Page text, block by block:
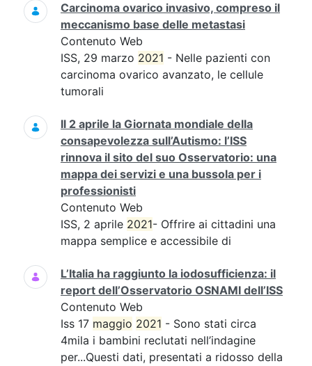
Carcinoma ovarico invasivo, compreso il
meccanismo base delle metastasi
Contenuto Web
ISS, 29 marzo 2021 - Nelle pazienti con
carcinoma ovarico avanzato, le cellule
tumorali
Il 2 aprile la Giornata mondiale della
consapevolezza sull’Autismo: l’ISS
rinnova il sito del suo Osservatorio: una
mappa dei servizi e una bussola per i
professionisti
Contenuto Web
ISS, 2 aprile 2021- Offrire ai cittadini una
mappa semplice e accessibile di
L’Italia ha raggiunto la iodosufficienza: il
report dell’Osservatorio OSNAMI dell’ISS
Contenuto Web
Iss 17 maggio 2021 - Sono stati circa
4mila i bambini reclutati nell’indagine
per...Questi dati, presentati a ridosso della